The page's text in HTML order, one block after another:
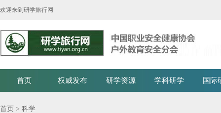
欢迎来到研学旅行网
首页 权威发布 研学资源 学科研学 国际
首页 > 科学